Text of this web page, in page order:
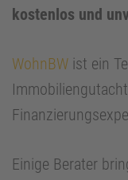
kostenlos und
WohnBW ist ein
Einige Berater